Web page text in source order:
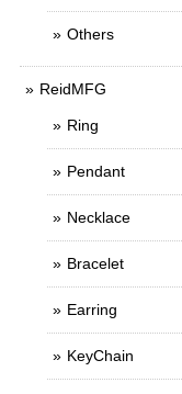
Others
ReidMFG
Ring
Pendant
Necklace
Bracelet
Earring
KeyChain